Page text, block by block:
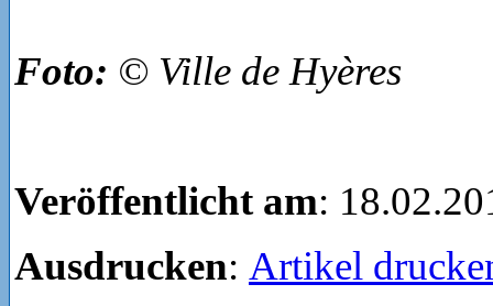
Foto: © Ville de Hyères
Veröffentlicht am:
Ausdrucken: Artikel